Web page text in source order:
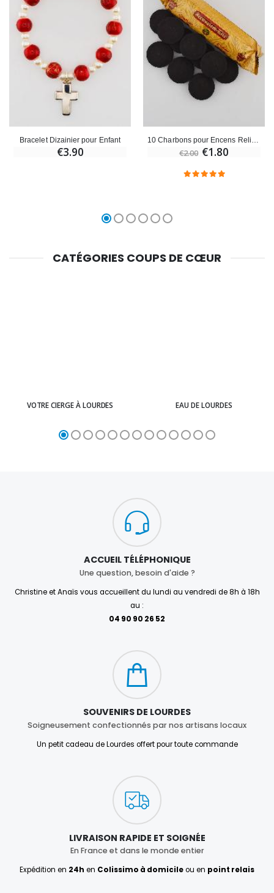
Bracelet Dizainier pour Enfant
€3.90 €2.00 €1.80
CATÉGORIES COUPS DE CŒUR
VOTRE CIERGE À LOURDES EAU DE LOURDES
ACCUEIL TÉLÉPHONIQUE
Une question, besoin d'aide ?
Christine et Anaïs vous accueillent du lundi au vendredi de 8h à 18h
au :
04 90 90 26 52
SOUVENIRS DE LOURDES
Soigneusement confectionnés par nos artisans locaux
Un petit cadeau de Lourdes offert pour toute commande
LIVRAISON RAPIDE ET SOIGNÉE
En France et dans le monde entier
Expédition en 24h en Colissimo à domicileou en point relais